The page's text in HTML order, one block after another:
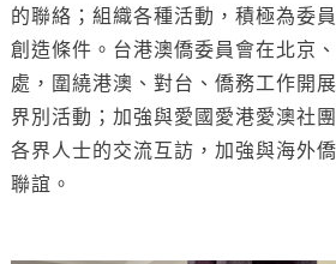
的聯絡；組織各種活動，積極為委
創造條件。台港澳僑委員會在北京
處，圍繞港澳、對台、僑務工作開
界別活動；加強與愛國愛港愛澳社
各界人士的交流互訪，加強與海外
聯誼。